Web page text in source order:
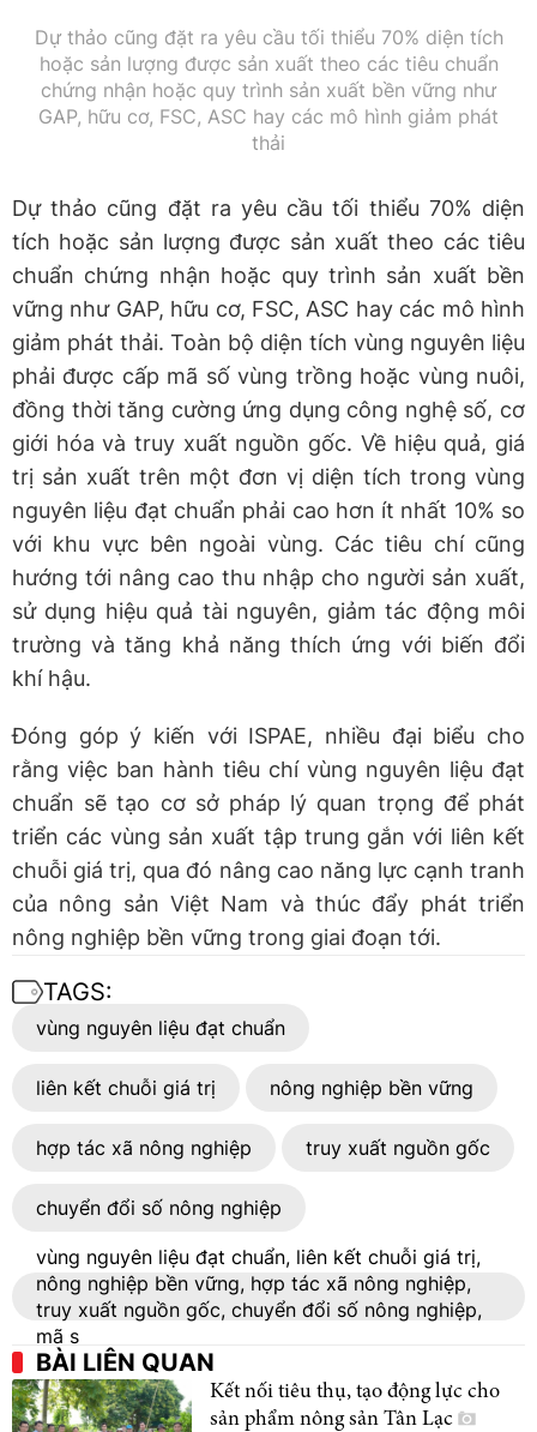
Dự thảo cũng đặt ra yêu cầu tối thiểu 70% diện tích
hoặc sản lượng được sản xuất theo các tiêu chuẩn
chứng nhận hoặc quy trình sản xuất bền vững như
GAP, hữu cơ, FSC, ASC hay các mô hình giảm phát
thải
Dự thảo cũng đặt ra yêu cầu tối thiểu 70% diện
tích hoặc sản lượng được sản xuất theo các tiêu
chuẩn chứng nhận hoặc quy trình sản xuất bền
vững như GAP, hữu cơ, FSC, ASC hay các mô hình
giảm phát thải. Toàn bộ diện tích vùng nguyên liệu
phải được cấp mã số vùng trồng hoặc vùng nuôi,
đồng thời tăng cường ứng dụng công nghệ số, cơ
giới hóa và truy xuất nguồn gốc. Về hiệu quả, giá
trị sản xuất trên một đơn vị diện tích trong vùng
nguyên liệu đạt chuẩn phải cao hơn ít nhất 10% so
với khu vực bên ngoài vùng. Các tiêu chí cũng
hướng tới nâng cao thu nhập cho người sản xuất,
sử dụng hiệu quả tài nguyên, giảm tác động môi
trường và tăng khả năng thích ứng với biến đổi
khí hậu.
Đóng góp ý kiến với ISPAE, nhiều đại biểu cho
rằng việc ban hành tiêu chí vùng nguyên liệu đạt
chuẩn sẽ tạo cơ sở pháp lý quan trọng để phát
triển các vùng sản xuất tập trung gắn với liên kết
chuỗi giá trị, qua đó nâng cao năng lực cạnh tranh
của nông sản Việt Nam và thúc đẩy phát triển
nông nghiệp bền vững trong giai đoạn tới.
TAGS:
vùng nguyên liệu đạt chuẩn
liên kết chuỗi giá trị nông nghiệp bền vững
hợp tác xã nông nghiệp truy xuất nguồn gốc
chuyển đổi số nông nghiệp
vùng nguyên liệu đạt chuẩn, liên kết chuỗi giá trị,
nông nghiệp bền vững, hợp tác xã nông nghiệp,
truy xuất nguồn gốc, chuyển đổi số nông nghiệp,
mã s
BÀI LIÊN QUAN
Kết nối tiêu thụ, tạo động lực cho
sản phẩm nông sản Tân Lạc